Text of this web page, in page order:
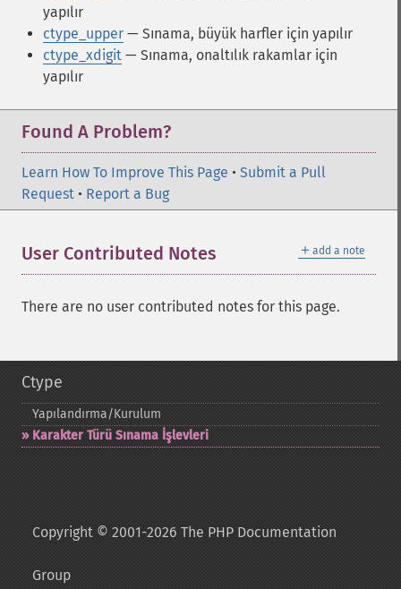
yapılır
ctype_upper — Sınama, büyük harfler için yapılır
ctype_xdigit — Sınama, onaltılık rakamlar için
yapılır
Found A Problem?
Learn How To Improve This Page • Submit a Pull
Request • Report a Bug
＋ add a note
User Contributed Notes
There are no user contributed notes for this page.
Ctype
Yapılandırma/Kurulum
Karakter Türü Sınama İşlevleri
Copyright © 2001-2026 The PHP Documentation
Group